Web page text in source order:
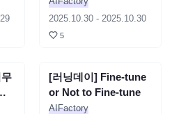
개발일지
2025.10.30- 2025.10.30
5
료 세미나 종료
[러닝데이] Fine-tune
or Not to Fine-tune
AIFactory